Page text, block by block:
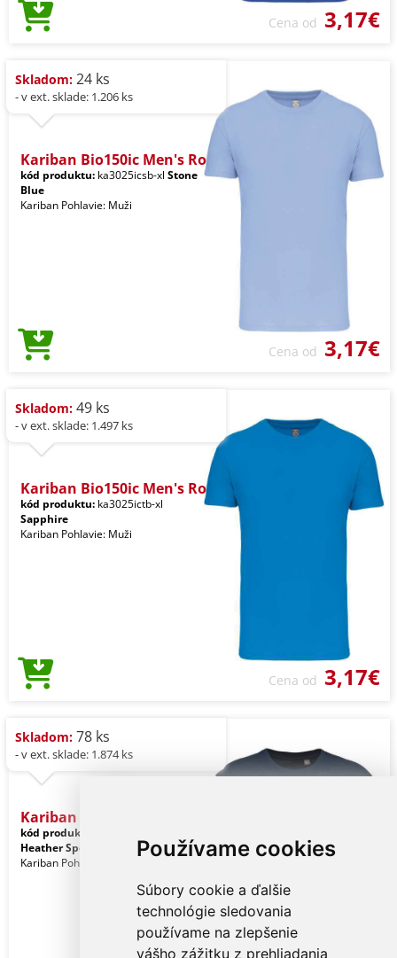
Používame cookies
Súbory cookie a ďalšie
technológie sledovania
používame na zlepšenie
vášho zážitku z prehliadania
Cena od 3,17€
Skladom: 24 ks
- v ext. sklade: 1.206 ks
Kariban Bio150ic Men's Ro
kód produktu: ka3025icsb-xl Stone
Blue
Kariban Pohlavie: Muži
Cena od 3,17€
Skladom: 49 ks
- v ext. sklade: 1.497 ks
Kariban Bio150ic Men's Ro
kód produktu: ka3025ictb-xl
Sapphire
Kariban Pohlavie: Muži
Cena od 3,17€
Skladom: 78 ks
- v ext. sklade: 1.874 ks
Kariban Bio150ic Men's Ro
kód produktu:
Heather Sport Dark Navy
Kariban Pohlavie: Muži